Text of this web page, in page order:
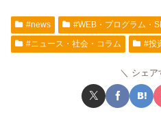
#news
#WEB・プログラム・
#ニュース・社会・コラム
#投
シェア